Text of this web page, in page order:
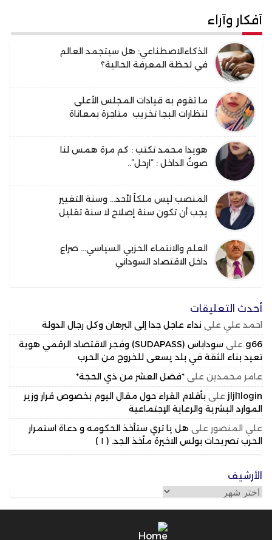
أفكار وآراء
الذكاءالاصطناعي: هل سيتجمد العالم
في لحظة المعرفة الحالية؟
ما تقوم به قيادات المجلس الأعلى
لنظارات البجا تخريب متاجرة بمعاناة
هويدا محمد تكتب : كم مرة همس لنا
صوتٌ الداخل : ”ارحل”..
المنصب ليس ملكاً لأحد… وسنة التغيير
يجب أن تكون سنة إصلاح لا سنة تقليل
العلم والانتماء الحزبي السياسي… صراع
داخل الاقتصاد السوداني
أحدث التعليقات
احمد علي على نداء عاجل جدا إلى البرهان وكل رجال الدولة
g66 على
سوداباس (SUDAPASS) وفجر الاقتصاد الرقمي هوية
تعيد بناء الثقة في بلد يسعى للخروج من الحرب
عامر محمدين على *فضل العشر من ذي الحجة*
jljl1login على بأقلام القراء حول مقال اليوم بخصوص قرار وزير
الموارد البشرية والرعاية الإجتماعية
علي المنصور على هل يا تري ستأخذ الحكومه و دعاة استمرار
الحرب تصريحات بولس الاخيرة مأخذ الجد. ( ١ )
الأرشيف
الأرشيف